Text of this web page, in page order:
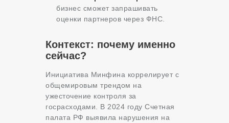
бизнес сможет запрашивать
оценки партнеров через ФНС.
Контекст: почему именно
сейчас?
Инициатива Минфина коррелирует с
общемировым трендом на
ужесточение контроля за
госрасходами. В 2024 году Счетная
палата РФ выявила нарушения на